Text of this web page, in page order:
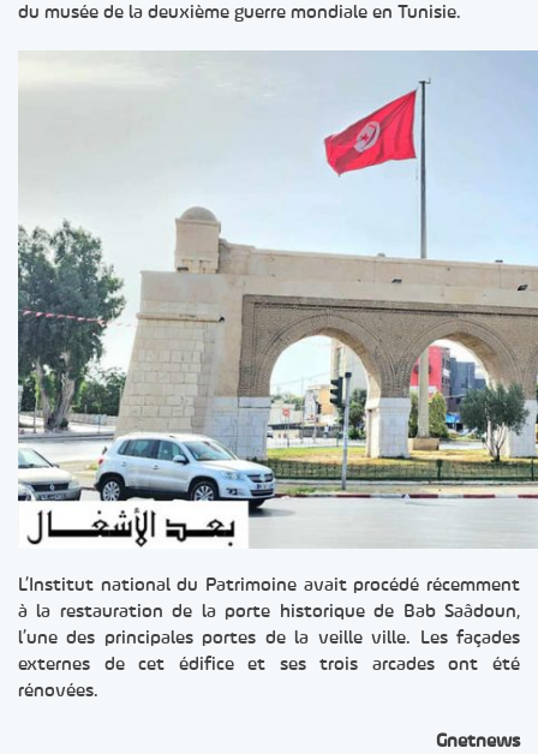
du musée de la deuxième guerre mondiale en Tunisie.
L’Institut national du Patrimoine avait procédé récemment
à la restauration de la porte historique de Bab Saâdoun,
l’une des principales portes de la veille ville. Les façades
externes de cet édifice et ses trois arcades ont été
rénovées.
Gnetnews